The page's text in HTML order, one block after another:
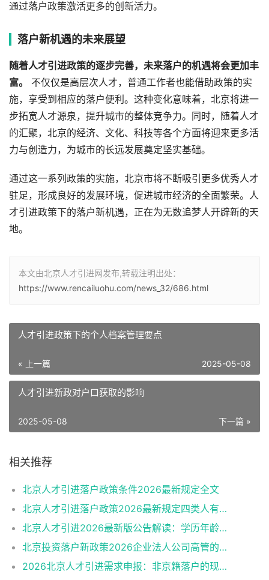
通过落户政策激活更多的创新活力。
落户新机遇的未来展望
随着人才引进政策的逐步完善，未来落户的机遇将会更加丰
富。
不仅仅是高层次人才，普通工作者也能借助政策的实
施，享受到相应的落户便利。这种变化意味着，北京将进一
步拓宽人才源泉，提升城市的整体竞争力。同时，随着人才
的汇聚，北京的经济、文化、科技等各个方面将迎来更多活
力与创造力，为城市的长远发展奠定坚实基础。
通过这一系列政策的实施，北京市将不断吸引更多优秀人才
驻足，形成良好的发展环境，促进城市经济的全面繁荣。人
才引进政策下的落户新机遇，正在为无数追梦人开辟新的天
地。
本文由北京人才引进网发布,转载注明出处：
https://www.rencailuohu.com/news_32/686.html
人才引进政策下的个人档案管理要点
« 上一篇 2025-05-08
人才引进新政对户口获取的影响
下一篇 »
2025-05-08
相关推荐
北京人才引进落户政策条件2026最新规定全文
北京人才引进落户政策2026最新规定四类人有资格
北京人才引进2026最新版公告解读：学历年龄是门槛
北京投资落户新政策2026企业法人公司高管的福音
2026北京人才引进需求申报：非京籍落户的现状与困境